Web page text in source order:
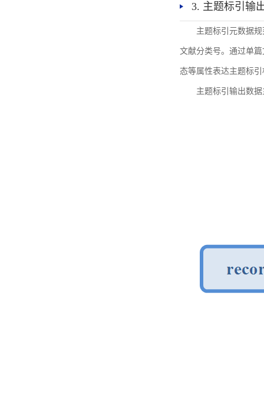
3. 主题标引输
主题标引元数据
文献分类号。通过单
态等属性表达主题标
主题标引输出数